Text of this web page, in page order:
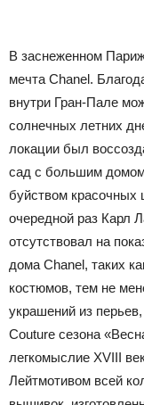
В заснеженном
мечта Chanel.
внутри Гран-Пале
солнечных летних
локации был
сад с большим
буйством красочных
очередной раз Карл
отсутствовал на
дома Chanel, таких
костюмов, тем не
украшений из
Couture сезона
легкомыслие XVIII
Лейтмотивом всей